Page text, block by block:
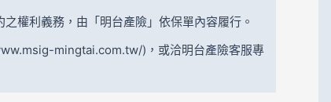
權利義務，由「明台產險」依保單內容履行。
mingtai.com.tw/)，或洽明台產險客服專